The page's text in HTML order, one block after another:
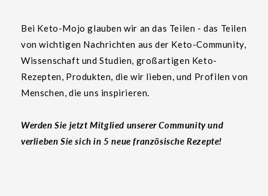
Bei Keto-Mojo glauben wir an das Teilen - das Teilen
von wichtigen Nachrichten aus der Keto-Community,
Wissenschaft und Studien, großartigen Keto-
Rezepten, Produkten, die wir lieben, und Profilen von
Menschen, die uns inspirieren.
Werden Sie jetzt Mitglied unserer Community und
verlieben Sie sich in 5 neue französische Rezepte!